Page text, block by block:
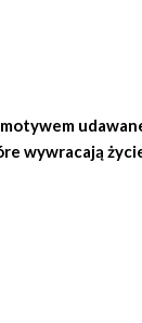
wywracają